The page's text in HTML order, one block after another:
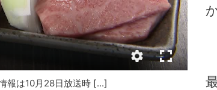
報は10月28日放送時 [...]